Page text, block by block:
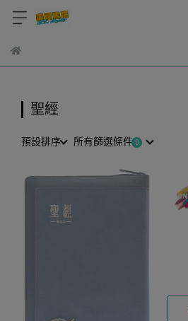
聖經
預設排序 所有篩選條件